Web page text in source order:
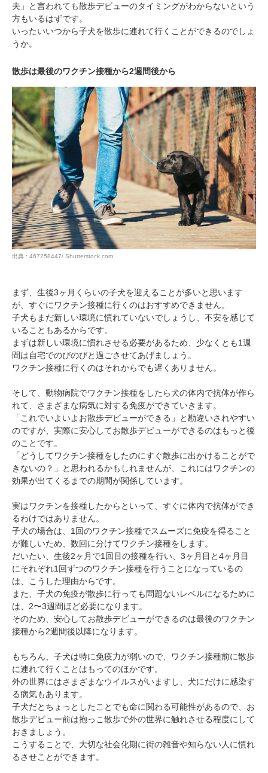
夫」と言われても散歩デビューのタイミングがわからないという
方もいるはずです。
いったいいつから子犬を散歩に連れて行くことができるのでしょ
うか。
散歩は最後のワクチン接種から2週間後から
出典 : 467258447/ Shutterstock.com
まず、生後3ヶ月くらいの子犬を迎えることが多いと思います
が、すぐにワクチン接種に行くのはおすすめできません。
子犬もまだ新しい環境に慣れていないでしょうし、不安を感じて
いることもあるからです。
まずは新しい環境に慣れさせる必要があるため、少なくとも1週
間は自宅でのびのびと過ごさせてあげましょう。
ワクチン接種に行くのはそれからでも遅くありません。
そして、動物病院でワクチン接種をしたら犬の体内で抗体が作ら
れて、さまざまな病気に対する免疫ができていきます。
「これでいよいよお散歩デビューができる」と勘違いされやすい
のですが、実際に安心してお散歩デビューができるのはもっと後
のことです。
「どうしてワクチン接種をしたのにすぐ散歩に出かけることがで
きないの？」と思われるかもしれませんが、これにはワクチンの
効果が出てくるまでの期間が関係しています。
実はワクチンを接種したからといって、すぐに体内で抗体ができ
るわけではありません。
子犬の場合は、1回のワクチン接種でスムーズに免疫を得ること
が難しいため、数回に分けてワクチン接種をします。
だいたい、生後2ヶ月で1回目の接種を行い、3ヶ月目と4ヶ月目
にそれぞれ1回ずつのワクチン接種を行うことになっているの
は、こうした理由からです。
また、子犬の免疫が散歩に行っても問題ないレベルになるために
は、2〜3週間ほど必要になります。
そのため、安心してお散歩デビューができるのは最後のワクチン
接種から2週間後以降になります。
もちろん、子犬は特に免疫力が弱いので、ワクチン接種前に散歩
に連れて行くことはもってのほかです。
外の世界にはさまざまなウイルスがいますし、犬にだけに感染す
る病気もあります。
子犬だとちょっとしたことでも命に関わる可能性があるので、お
散歩デビュー前は抱っこ散歩で外の世界に触れさせる程度にして
おきましょう。
こうすることで、大切な社会化期に街の雑音や知らない人に慣れ
るさせことができます。